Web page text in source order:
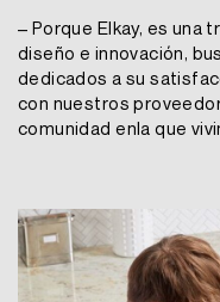
– Porque Elkay, es una
diseño e innovación,
dedicados a su
con nuestros
comunidad enla que